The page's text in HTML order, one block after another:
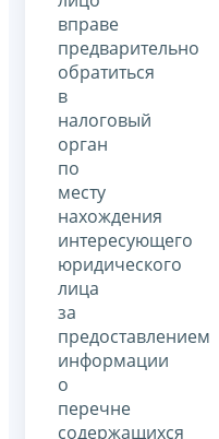
вправе
предварительно
обратиться
в
налоговый
орган
по
месту
нахождения
интересующего
юридического
лица
за
предоставлением
информации
о
перечне
содержащихся